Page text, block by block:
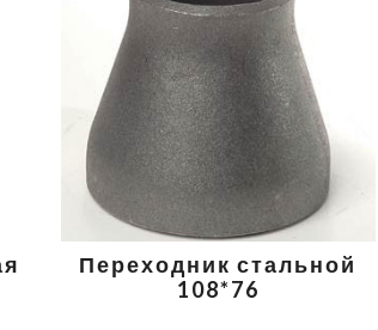
Переходник стальной
108*76